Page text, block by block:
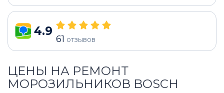
4.9
61 отзывов
ЦЕНЫ НА РЕМОНТ
МОРОЗИЛЬНИКОВ BOSCH